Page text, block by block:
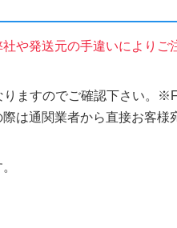
や発送元の手違いによりご
ますのでご確認下さい。
は通関業者から直接お客様